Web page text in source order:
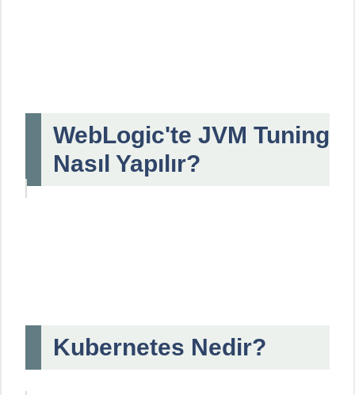
WebLogic'te JVM Tuning
Nasıl Yapılır?
Kubernetes Nedir?